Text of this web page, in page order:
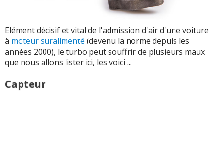
Elément décisif et vital de l'admission d'air d'une voiture
à moteur suralimenté (devenu la norme depuis les
années 2000), le turbo peut souffrir de plusieurs maux
que nous allons lister ici, les voici ...
Capteur